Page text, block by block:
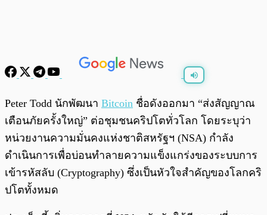
พร้อมเล่น 0:00 /
Peter Todd นักพัฒนา Bitcoin ชื่อดังออกมา “ส่งสัญญาณ
เตือนภัยครั้งใหญ่” ต่อชุมชนคริปโตทั่วโลก โดยระบุว่า
หน่วยงานความมั่นคงแห่งชาติสหรัฐฯ (NSA) กำลัง
ดำเนินการเพื่อบ่อนทำลายความแข็งแกร่งของระบบการ
เข้ารหัสลับ (Cryptography) ซึ่งเป็นหัวใจสำคัญของโลกคริ
ปโตทั้งหมด